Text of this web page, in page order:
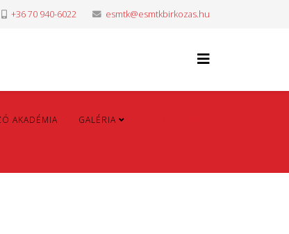
+36 70 940-6022 esmtk@esmtkbirkozas.hu
AKADÉMIA GALÉRIA